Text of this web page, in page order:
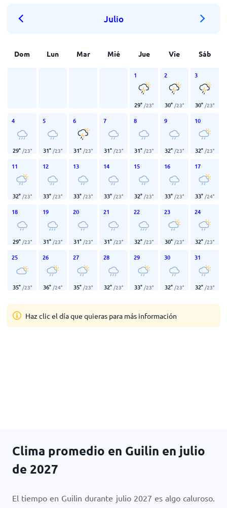
Julio
Dom Lun Mar Mié Jue Vie Sáb
1
29° /23°
2
30° /23°
3
30° /23°
4
29° /23°
5
31° /23°
6
31° /23°
7
31° /23°
8
31° /23°
9
32° /23°
10
32° /23°
11
32° /23°
12
33° /23°
13
33° /23°
14
33° /23°
15
32° /23°
16
33° /23°
17
33° /24°
18
29° /23°
19
31° /23°
20
31° /23°
21
31° /23°
22
32° /23°
23
30° /23°
24
32° /23°
25
35° /23°
26
36° /24°
27
35° /23°
28
32° /23°
29
33° /23°
30
32° /23°
31
32° /23°
Haz clic el día que quieras para más información
Clima promedio en Guilin en julio
de 2027
El tiempo en Guilin durante julio 2027 es algo caluroso.